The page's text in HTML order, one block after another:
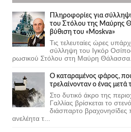
Πληροφορίες για
του Στόλου της Mαύρης
βύθιση του «Moskva»
Τις τελευταίες ώρες
σύλληψη του Ιγκόρ
ρωσικού Στόλου στη Μαύρη Θάλασσα.
Ο καταραμένος φάρος,
τρελαίνονταν ο ένας μετά
Στο δυτικό άκρο της
Γαλλίας βρίσκεται το
διάσπαρτο βραχονησίδες
ανελέητα τ...